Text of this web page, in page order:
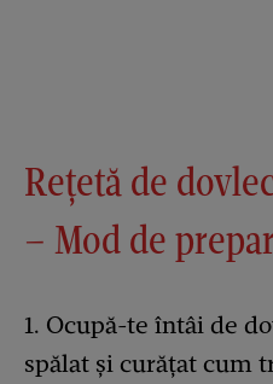
Rețetă de
– Mod de
1. Ocupă-te întâi de
spălat și curățat cum